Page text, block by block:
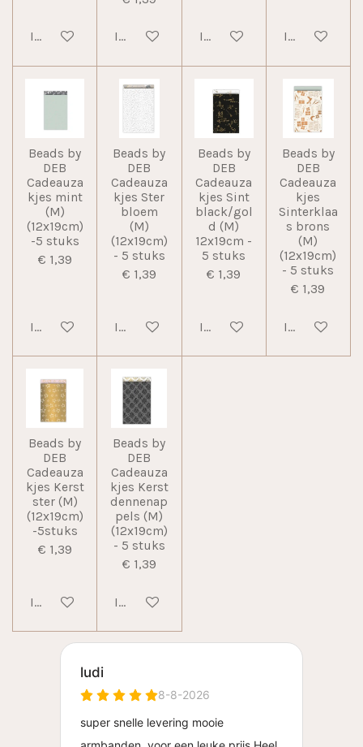
In winkelwagenIn winkelwagenIn winkelwagenIn
Beads by
DEB
Cadeauza
kjes mint
(M)
(12x19cm)
-5 stuks
€ 1,39
In winkelwagen
Beads by
DEB
Cadeauza
kjes Ster
bloem
(M)
(12x19cm)
- 5 stuks
€ 1,39
In winkelwagen
Beads by
DEB
Cadeauza
kjes Sint
black/gol
d (M)
12x19cm -
5 stuks
€ 1,39
In winkelwagen
Beads by
DEB
Cadeauza
kjes
Sinterklaa
s brons
(M)
(12x19cm)
- 5 stuks
€ 1,39
In
Beads by
DEB
Cadeauza
kjes Kerst
ster (M)
(12x19cm)
-5stuks
€ 1,39
In winkelwagen
Beads by
DEB
Cadeauza
kjes Kerst
dennenap
pels (M)
(12x19cm)
- 5 stuks
€ 1,39
In winkelwagen